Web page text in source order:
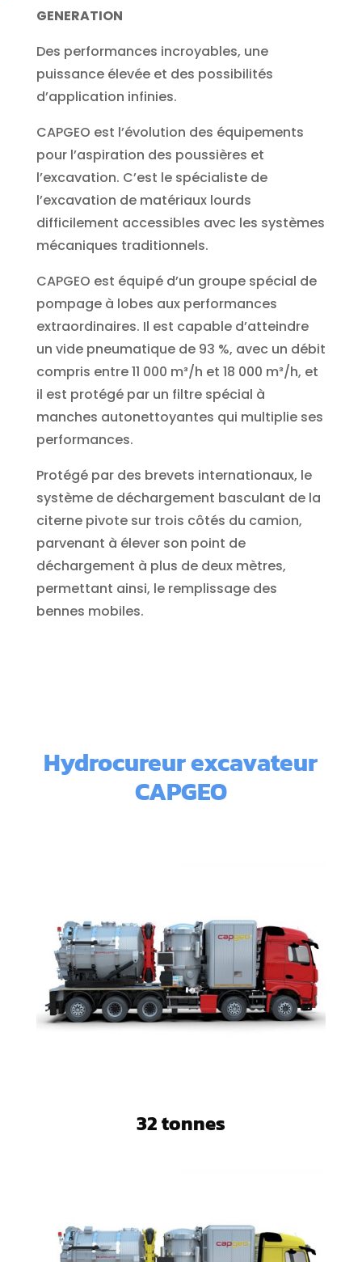
GENERATION
Des performances incroyables, une
puissance élevée et des possibilités
d’application infinies.
CAPGEO est l’évolution des équipements
pour l’aspiration des poussières et
l’excavation. C’est le spécialiste de
l’excavation de matériaux lourds
difficilement accessibles avec les systèmes
mécaniques traditionnels.
CAPGEO est équipé d’un groupe spécial de
pompage à lobes aux performances
extraordinaires. Il est capable d’atteindre
un vide pneumatique de 93 %, avec un débit
compris entre 11 000 m³/h et 18 000 m³/h, et
il est protégé par un filtre spécial à
manches autonettoyantes qui multiplie ses
performances.
Protégé par des brevets internationaux, le
système de déchargement basculant de la
citerne pivote sur trois côtés du camion,
parvenant à élever son point de
déchargement à plus de deux mètres,
permettant ainsi, le remplissage des
bennes mobiles.
Hydrocureur excavateur
CAPGEO
32 tonnes